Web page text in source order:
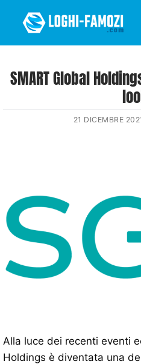
SMART Global
21 DICEMBRE
Alla luce dei recenti eventi
Holdings è diventata una